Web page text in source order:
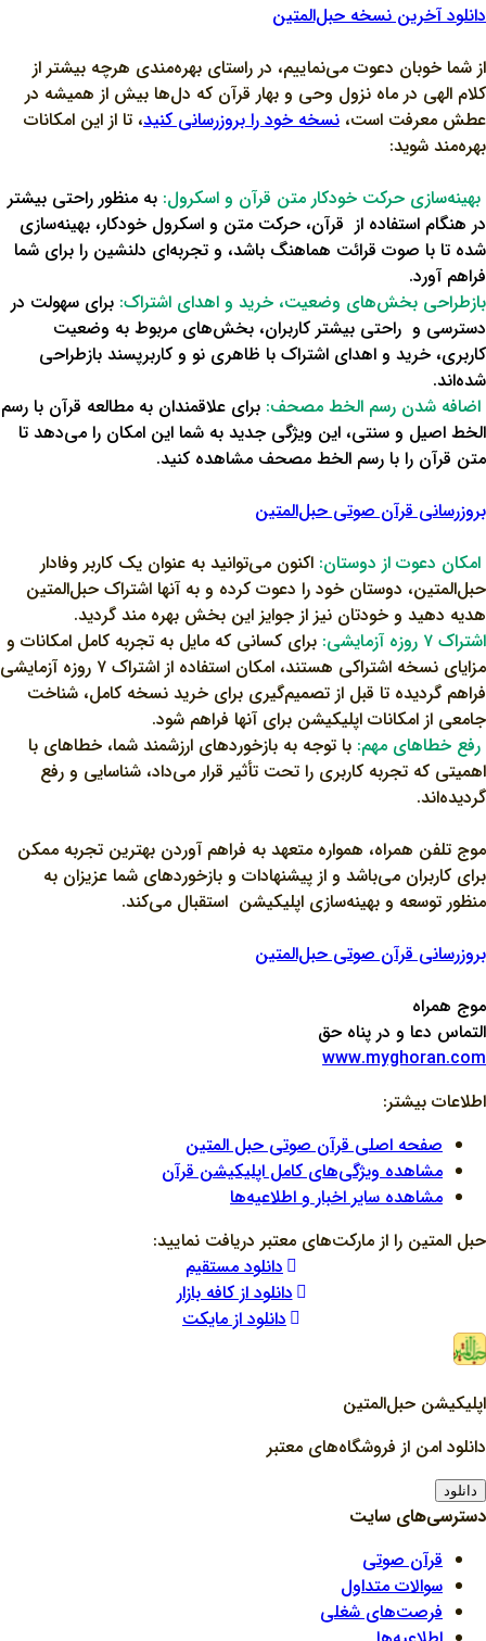
دانلود آخرین نسخه حبل‌المتین
از شما خوبان دعوت می‌نماییم، در راستای بهره‌مندی هرچه بیشتر از
کلام الهی در ماه نزول وحی و بهار قرآن که دل‌ها بیش از همیشه در
عطش معرفت است، نسخه خود را بروزرسانی کنید، تا از این امکانات
بهره‌مند شوید:
بهینه‌سازی حرکت خودکار متن قرآن و اسکرول: به منظور راحتی بیشتر
در هنگام استفاده از قرآن، حرکت متن و اسکرول خودکار، بهینه‌سازی
شده تا با صوت قرائت هماهنگ باشد، و تجربه‌ای دلنشین را برای شما
فراهم آورد.
بازطراحی بخش‌های وضعیت، خرید و اهدای اشتراک: برای سهولت در
دسترسی و راحتی بیشتر کاربران، بخش‌های مربوط به وضعیت
کاربری، خرید و اهدای اشتراک با ظاهری نو و کاربرپسند بازطراحی
شده‌اند.
اضافه شدن رسم الخط مصحف: برای علاقمندان به مطالعه قرآن با رسم
الخط اصیل و سنتی، این ویژگی جدید به شما این امکان را می‌دهد تا
متن قرآن را با رسم الخط مصحف مشاهده کنید.
بروزرسانی قرآن صوتی حبل‌المتین
امکان دعوت از دوستان: اکنون می‌توانید به عنوان یک کاربر وفادار
حبل‌المتین، دوستان خود را دعوت کرده و به آنها اشتراک حبل‌المتین
هدیه دهید و خودتان نیز از جوایز این بخش بهره‌ مند گردید.
اشتراک ۷ روزه آزمایشی:
برای کسانی که مایل به تجربه کامل امکانات و
مزایای نسخه اشتراکی هستند، امکان استفاده از اشتراک ۷ روزه آزمایشی
فراهم گردیده تا قبل از تصمیم‌گیری برای خرید نسخه کامل، شناخت
جامعی از امکانات اپلیکیشن برای آنها فراهم شود.
رفع خطاهای مهم: با توجه به بازخوردهای ارزشمند شما، خطاهای با
اهمیتی که تجربه کاربری را تحت تأثیر قرار می‌داد، شناسایی و رفع
گردیده‌اند.
موج تلفن همراه، همواره متعهد به فراهم آوردن بهترین تجربه ممکن
برای کاربران می‌باشد و از پیشنهادات و بازخوردهای شما عزیزان به
منظور توسعه و بهینه‌سازی اپلیکیشن استقبال می‌کند.
بروزرسانی قرآن صوتی حبل‌المتین
موج همراه
التماس دعا و در پناه حق
www.myghoran.com
اطلاعات بیشتر:
صفحه اصلی قرآن صوتی حبل المتین
مشاهده ویژگی‌های کامل اپلیکیشن قرآن
مشاهده سایر اخبار و اطلاعیه‌ها
حبل المتین را از مارکت‌های معتبر دریافت نمایید:
دانلود مستقیم
دانلود از کافه بازار
دانلود از مایکت
اپلیکیشن حبل‌المتین
دانلود امن از فروشگاه‌های معتبر
دانلود
دسترسی‌های سایت
قرآن صوتی
سوالات متداول
فرصت‌های شغلی